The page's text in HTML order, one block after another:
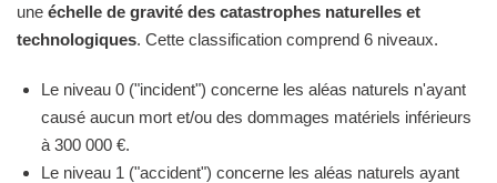
une échelle de gravité des catastrophes naturelles et
technologiques. Cette classification comprend 6 niveaux.
Le niveau 0 ("incident") concerne les aléas naturels n'ayant
causé aucun mort et/ou des dommages matériels inférieurs
à 300 000 €.
Le niveau 1 ("accident") concerne les aléas naturels ayant